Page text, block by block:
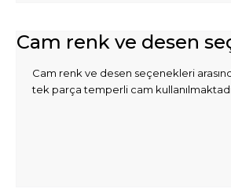
Cam renk ve desen
Cam renk ve desen seçenekleri
tek parça temperli cam